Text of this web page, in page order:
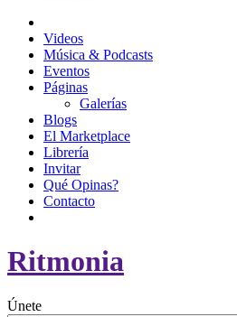
Videos
Música & Podcasts
Eventos
Páginas
Galerías
Blogs
El Marketplace
Librería
Invitar
Qué Opinas?
Contacto
Ritmonia
Únete